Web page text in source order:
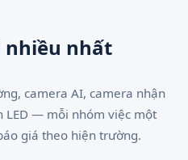
nhiều nhất
camera AI, camera nhận
LED — mỗi nhóm việc một
giá theo hiện trường.